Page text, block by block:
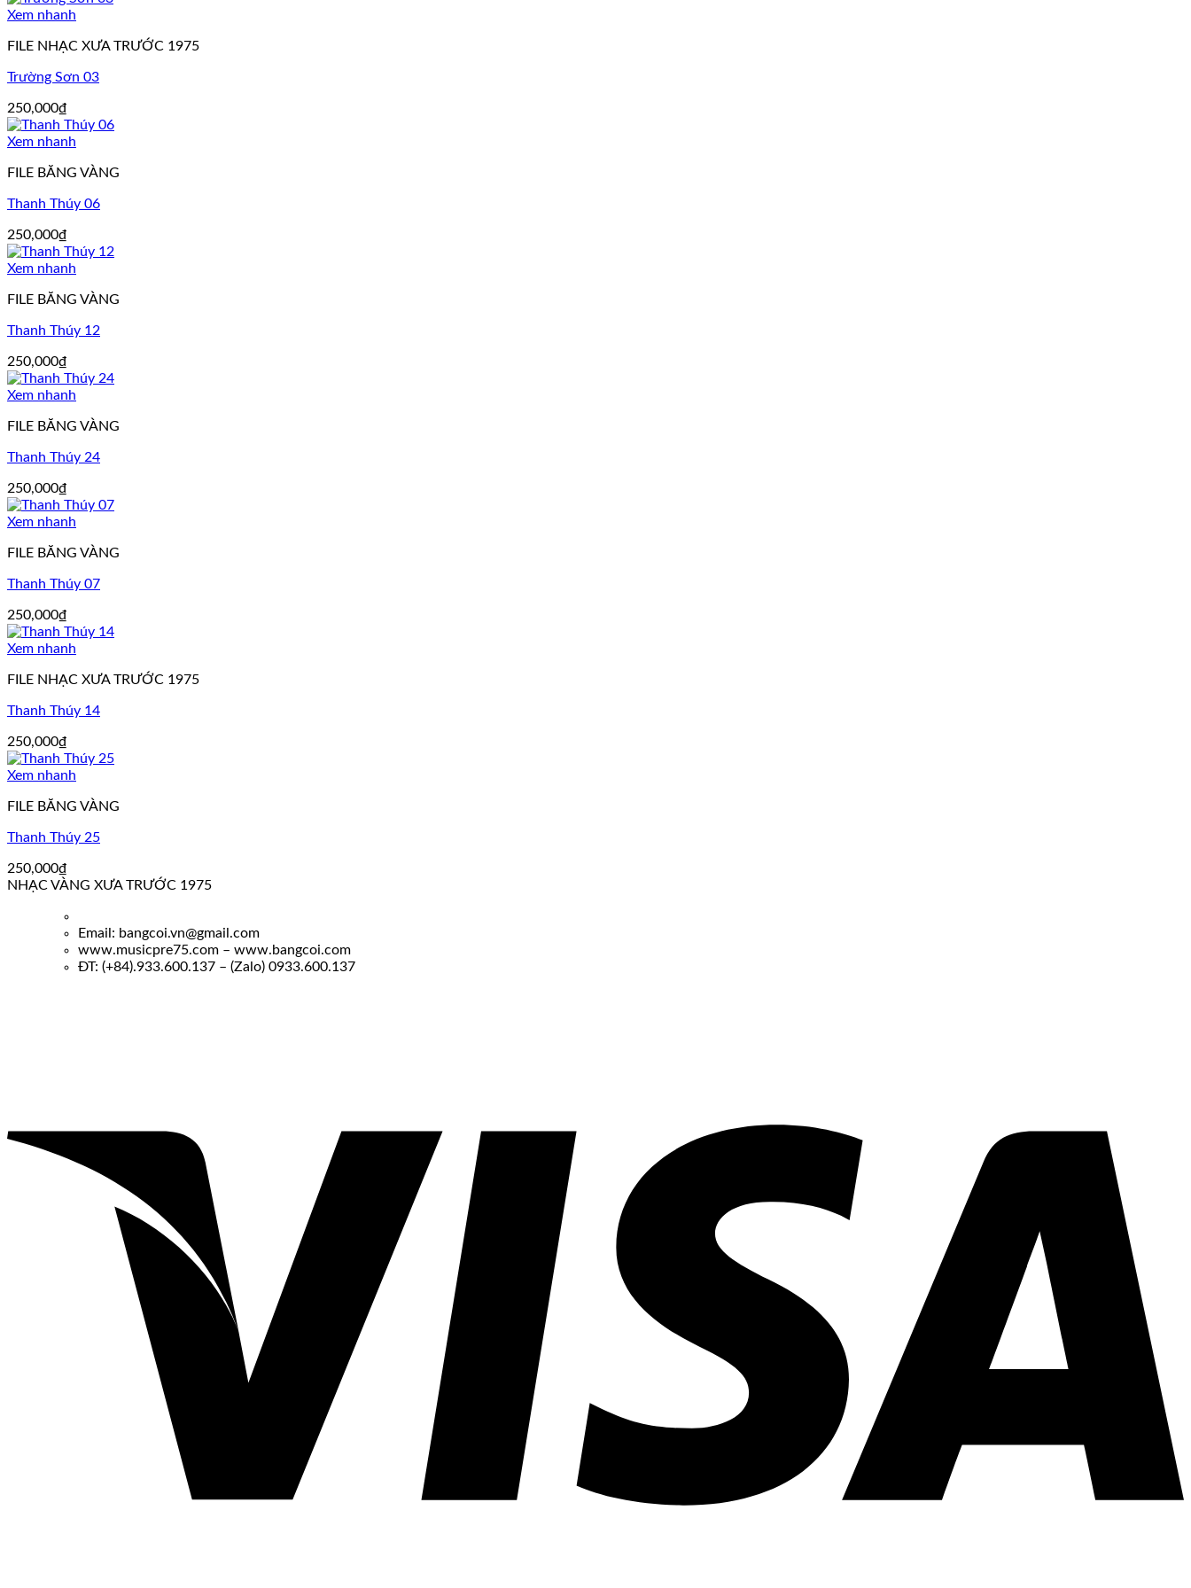
Xem nhanh
FILE NHẠC XƯA TRƯỚC 1975
Trường Sơn 03
250,000₫
Xem nhanh
FILE BĂNG VÀNG
Thanh Thúy 06
250,000₫
Xem nhanh
FILE BĂNG VÀNG
Thanh Thúy 12
250,000₫
Xem nhanh
FILE BĂNG VÀNG
Thanh Thúy 24
250,000₫
Xem nhanh
FILE BĂNG VÀNG
Thanh Thúy 07
250,000₫
Xem nhanh
FILE NHẠC XƯA TRƯỚC 1975
Thanh Thúy 14
250,000₫
Xem nhanh
FILE BĂNG VÀNG
Thanh Thúy 25
250,000₫
NHẠC VÀNG XƯA TRƯỚC 1975
Email: bangcoi.vn@gmail.com
www.musicpre75.com – www.bangcoi.com
ĐT: (+84).933.600.137 – (Zalo) 0933.600.137